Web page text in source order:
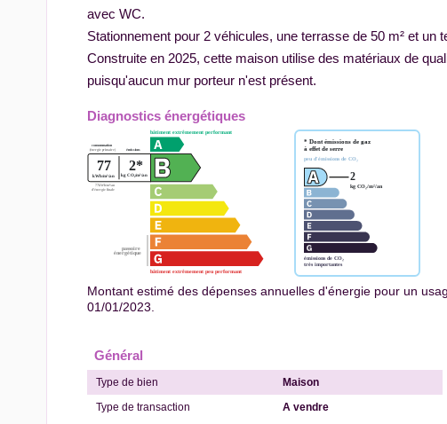
avec WC.
Stationnement pour 2 véhicules, une terrasse de 50 m² et un
Construite en 2025, cette maison utilise des matériaux de
puisqu'aucun mur porteur n'est présent.
Diagnostics énergétiques
Montant estimé des dépenses annuelles d'énergie pour un
01/01/2023.
Général
Type de bien
Maison
Type de transaction
A vendre